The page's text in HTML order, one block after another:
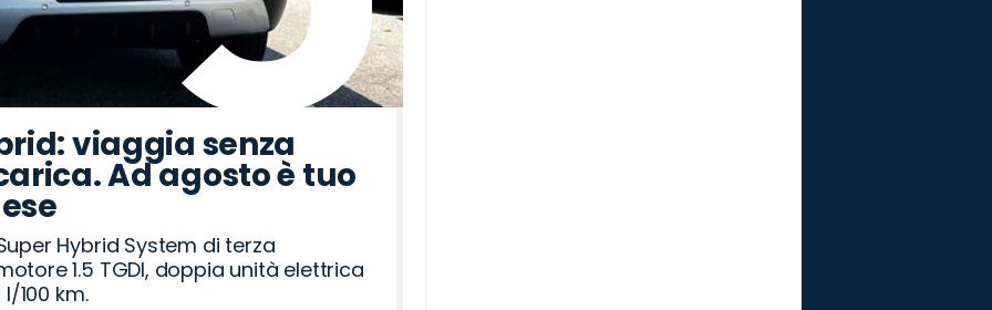
viaggia senza
Ad agosto è tuo
Hybrid System di terza
1.5 TGDI, doppia unità elettrica
100 km.